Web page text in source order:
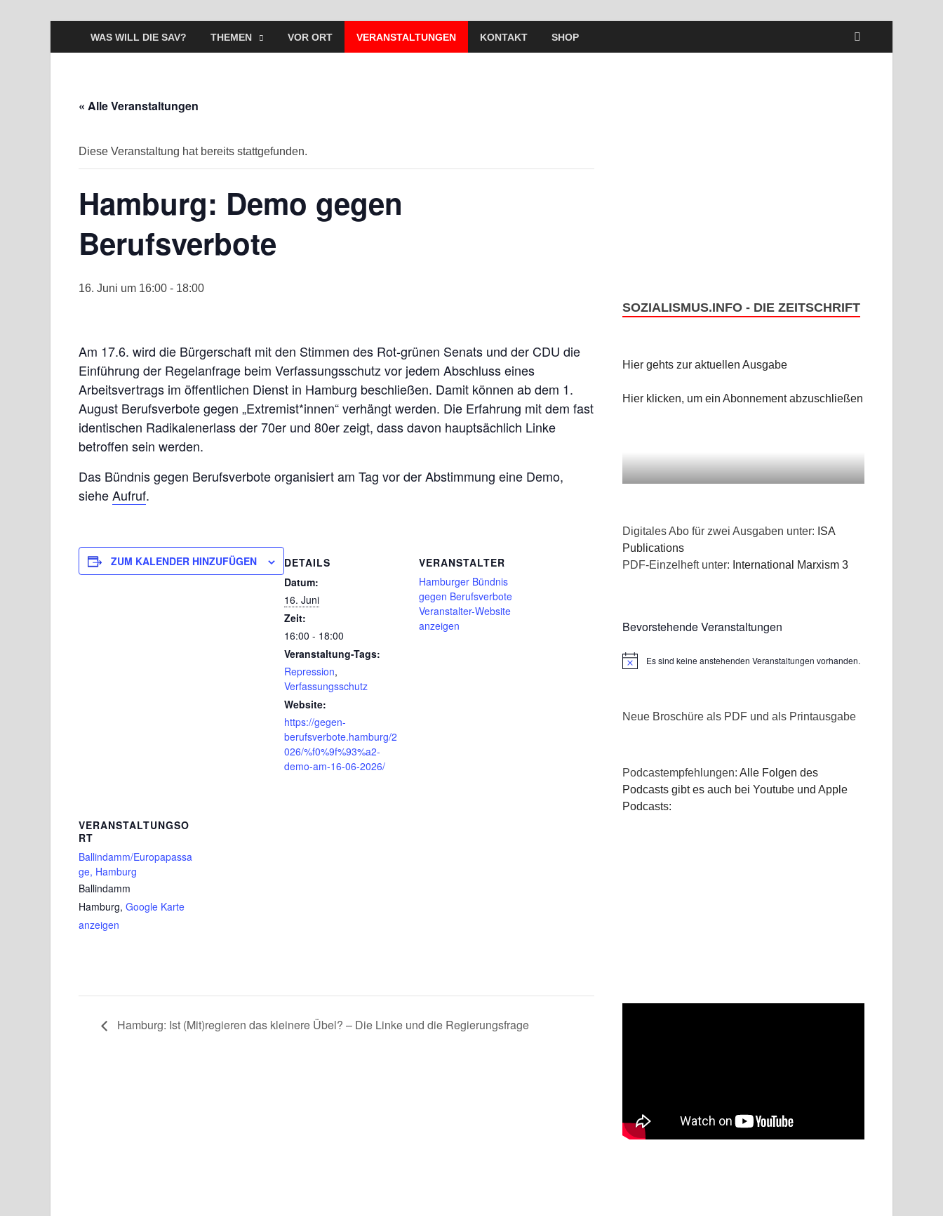
WAS WILL DIE SAV? THEMEN VOR ORT VERANSTALTUNGEN KONTAKT SHOP
« Alle Veranstaltungen
Diese Veranstaltung hat bereits stattgefunden.
Hamburg: Demo gegen
Berufsverbote
16. Juni um 16:00 - 18:00
Am 17.6. wird die Bürgerschaft mit den Stimmen des Rot-grünen Senats und der CDU die
Einführung der Regelanfrage beim Verfassungsschutz vor jedem Abschluss eines
Arbeitsvertrags im öffentlichen Dienst in Hamburg beschließen. Damit können ab dem 1.
August Berufsverbote gegen „Extremist*innen“ verhängt werden. Die Erfahrung mit dem fast
identischen Radikalenerlass der 70er und 80er zeigt, dass davon hauptsächlich Linke
betroffen sein werden.
Das Bündnis gegen Berufsverbote organisiert am Tag vor der Abstimmung eine Demo,
sieheAufruf.
ZUM KALENDER HINZUFÜGEN
DETAILS
Datum:
16. Juni
Zeit:
16:00 - 18:00
Veranstaltung-Tags:
Repression,
Verfassungsschutz
Website:
https://gegen-
berufsverbote.hamburg/2
026/%f0%9f%93%a2-
demo-am-16-06-2026/
VERANSTALTER
Hamburger Bündnis
gegen Berufsverbote
Veranstalter-Website
anzeigen
VERANSTALTUNGSO
RT
Ballindamm/Europapassa
ge, Hamburg
Ballindamm
Hamburg, Google Karte
anzeigen
Hamburg: Ist (Mit)regieren das kleinere Übel? – Die Linke und die Regierungsfrage
SOZIALISMUS.INFO - DIE ZEITSCHRIFT
Hier gehts zur aktuellen Ausgabe
Hier klicken, um ein Abonnement abzuschließen
Digitales Abo für zwei Ausgaben unter: ISA
Publications
PDF-Einzelheft unter: International Marxism 3
Bevorstehende Veranstaltungen
HinweisEs sind keine anstehenden Veranstaltungen vorhanden.
Neue Broschüre als PDF und als Printausgabe
Podcastempfehlungen:Alle Folgen des
Podcasts gibt es auch bei Youtube und Apple
Podcasts: